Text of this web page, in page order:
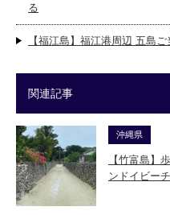
る
【福江島】福江港周辺 五島
関連記事
沖縄県
【竹富島】
ンドイビー